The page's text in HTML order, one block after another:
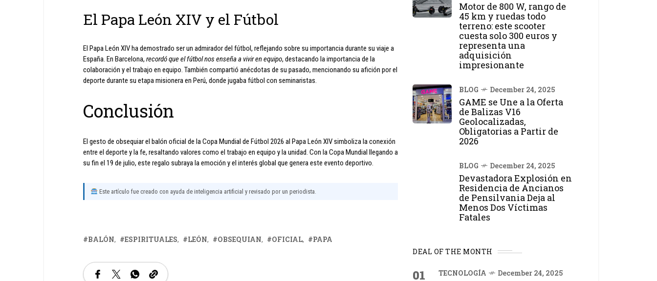
El Papa León XIV y el Fútbol
El Papa León XIV ha demostrado ser un admirador del fútbol, reflejando sobre su importancia durante su viaje a
España. En Barcelona, recordó que el fútbol nos enseña a vivir en equipo, destacando la importancia de la
colaboración y el trabajo en equipo. También compartió anécdotas de su pasado, mencionando su afición por el
deporte durante su etapa misionera en Perú, donde jugaba fútbol con seminaristas.
Conclusión
El gesto de obsequiar el balón oficial de la Copa Mundial de Fútbol 2026 al Papa León XIV simboliza la conexión
entre el deporte y la fe, resaltando valores como el trabajo en equipo y la unidad. Con la Copa Mundial llegando a
su fin el 19 de julio, este regalo subraya la emoción y el interés global que genera este evento deportivo.
Este artículo fue creado con ayuda de inteligencia artificial y revisado por un periodista.
BALÓN ESPIRITUALES LEÓN OBSEQUIAN OFICIAL PAPA
Motor de 800 W, rango de
45 km y ruedas todo
terreno: este scooter
cuesta solo 300 euros y
representa una
adquisición
impresionante
BLOG December 24, 2025
GAME se Une a la Oferta
de Balizas V16
Geolocalizadas,
Obligatorias a Partir de
2026
BLOG December 24, 2025
Devastadora Explosión en
Residencia de Ancianos
de Pensilvania Deja al
Menos Dos Víctimas
Fatales
DEAL OF THE MONTH
01 TECNOLOGÍA December 24, 2025